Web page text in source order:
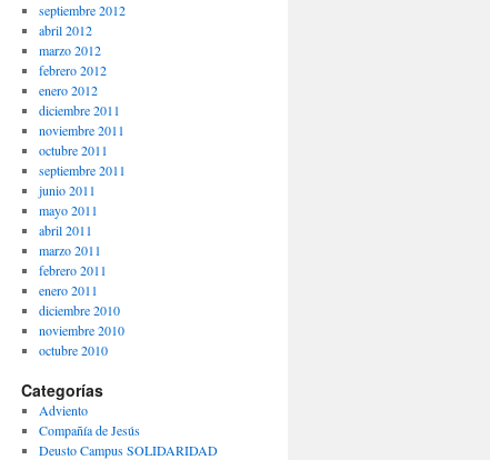
septiembre 2012
abril 2012
marzo 2012
febrero 2012
enero 2012
diciembre 2011
noviembre 2011
octubre 2011
septiembre 2011
junio 2011
mayo 2011
abril 2011
marzo 2011
febrero 2011
enero 2011
diciembre 2010
noviembre 2010
octubre 2010
Categorías
Adviento
Compañía de Jesús
Deusto Campus SOLIDARIDAD